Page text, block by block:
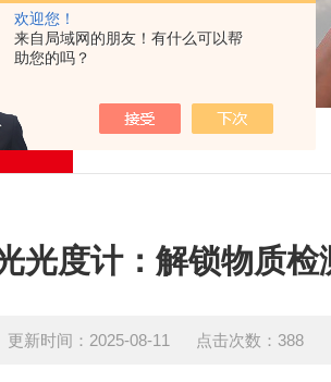
欢迎您！
来自局域网的朋友！有什么可以帮
助您的吗？
光度计：解锁物质检
更新时间：2025-08-11 点击次数：388